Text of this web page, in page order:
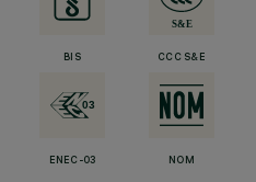
BIS CCC S&E
ENEC-03 NOM